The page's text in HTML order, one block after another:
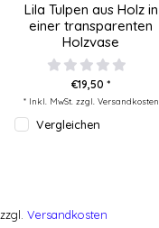
Lila Tulpen aus Holz in
einer transparenten
Holzvase
€19,50 *
* Inkl. MwSt. zzgl. Versandkosten
Vergleichen
zzgl. Versandkosten